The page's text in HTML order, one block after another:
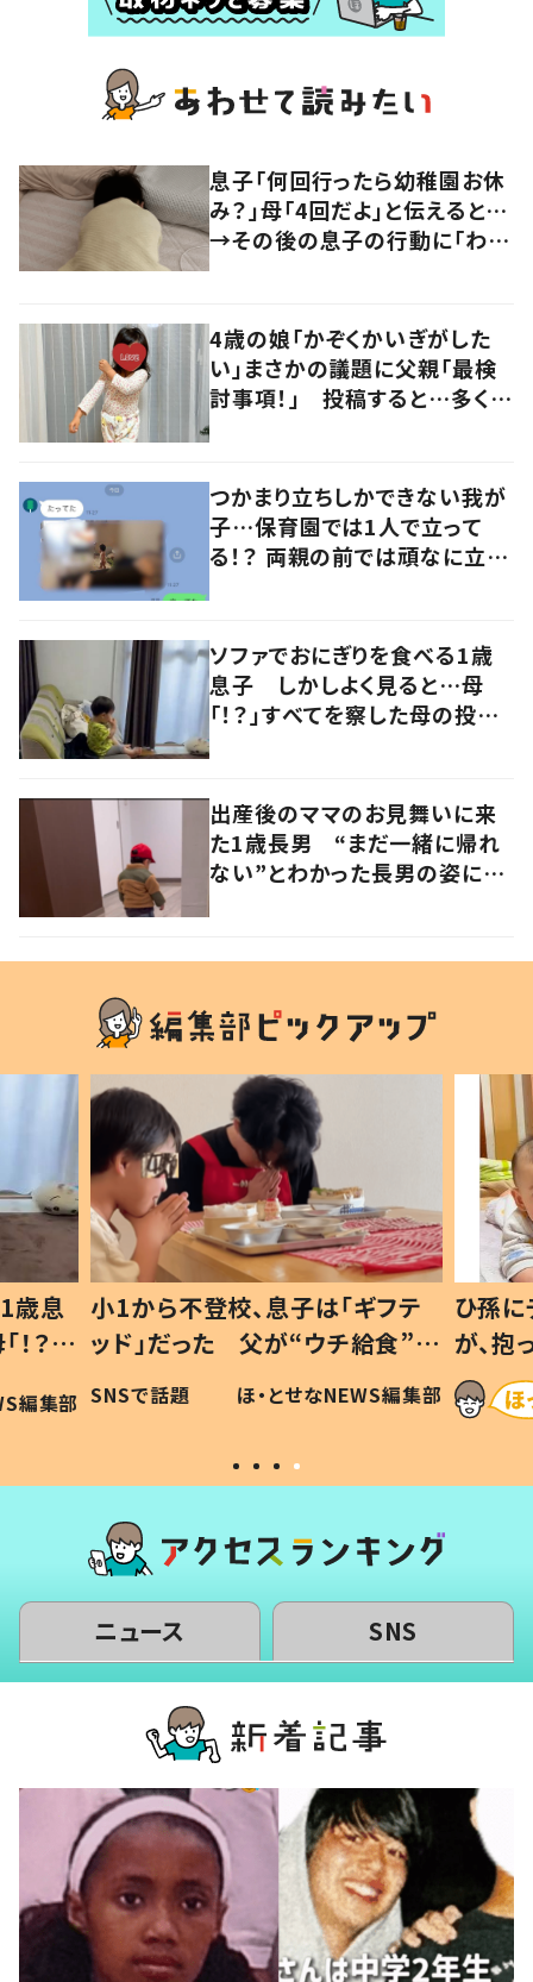
息子「何回行ったら幼稚園お休
み？」母「4回だよ」と伝えると…
→その後の息子の行動に「わか
4歳の娘「かぞくかいぎがした
い」まさかの議題に父親「最検
討事項！」 投稿すると…多くの
つかまり立ちしかできない我が
子…保育園では1人で立って
る！？ 両親の前では頑なに立た
ソファでおにぎりを食べる1歳
息子 しかしよく見ると…母
「！？」すべてを察した母の投稿
出産後のママのお見舞いに来
た1歳長男 “まだ一緒に帰れ
ない”とわかった長男の姿に
歳息
？」
編集部
小1から不登校、息子は「ギフテ
ッド」だった 父が“ウチ給食”を
作り続ける理由とは #令和の親
#令和の子
SNSで話題 ほ・とせなNEWS編集部
ひ孫
が、
「涙が
い」
ニュース SNS